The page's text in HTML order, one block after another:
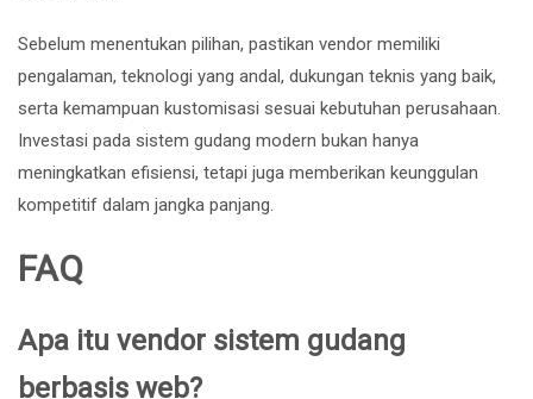
Sebelum menentukan pilihan, pastikan vendor memiliki
pengalaman, teknologi yang andal, dukungan teknis yang baik,
serta kemampuan kustomisasi sesuai kebutuhan perusahaan.
Investasi pada sistem gudang modern bukan hanya
meningkatkan efisiensi, tetapi juga memberikan keunggulan
kompetitif dalam jangka panjang.
FAQ
Apa itu vendor sistem gudang
berbasis web?